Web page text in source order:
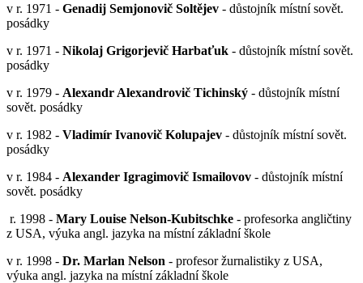
v r. 1971 - Genadij Semjonovič Soltějev - důstojník místní sovět.
posádky
v r. 1971 - Nikolaj Grigorjevič Harbaťuk - důstojník místní sovět.
posádky
v r. 1979 - Alexandr Alexandrovič Tichinský - důstojník místní
sovět. posádky
v r. 1982 - Vladimír Ivanovič Kolupajev - důstojník místní sovět.
posádky
v r. 1984 - Alexander Igragimovič Ismailovov - důstojník místní
sovět. posádky
r. 1998 - Mary Louise Nelson-Kubitschke - profesorka angličtiny
z USA, výuka angl. jazyka na místní základní škole
v r. 1998 - Dr. Marlan Nelson - profesor žurnalistiky z USA,
výuka angl. jazyka na místní základní škole